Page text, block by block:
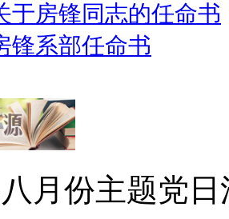
于房锋同志的任命书
锋系部任命书
月份主题党日